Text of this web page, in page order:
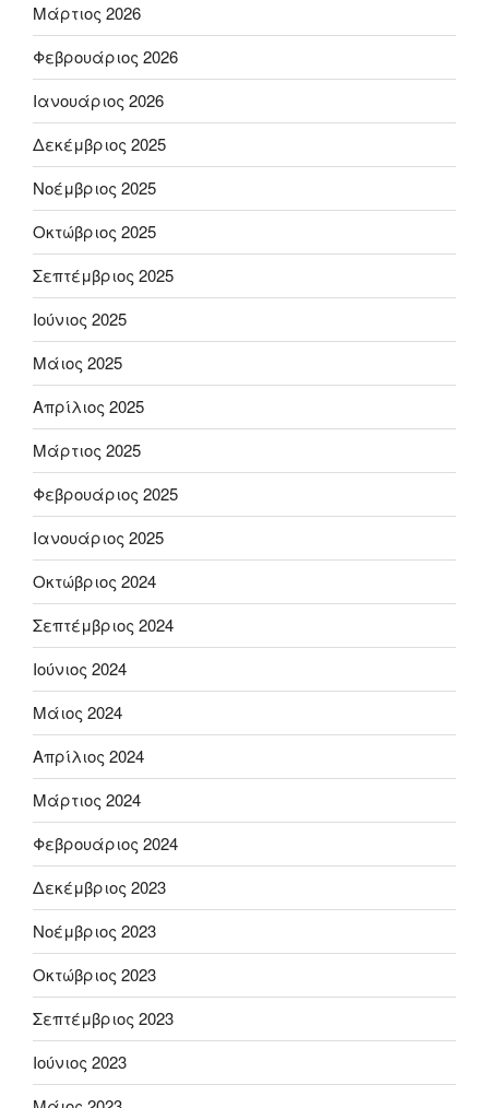
Μάρτιος 2026
Φεβρουάριος 2026
Ιανουάριος 2026
Δεκέμβριος 2025
Νοέμβριος 2025
Οκτώβριος 2025
Σεπτέμβριος 2025
Ιούνιος 2025
Μάιος 2025
Απρίλιος 2025
Μάρτιος 2025
Φεβρουάριος 2025
Ιανουάριος 2025
Οκτώβριος 2024
Σεπτέμβριος 2024
Ιούνιος 2024
Μάιος 2024
Απρίλιος 2024
Μάρτιος 2024
Φεβρουάριος 2024
Δεκέμβριος 2023
Νοέμβριος 2023
Οκτώβριος 2023
Σεπτέμβριος 2023
Ιούνιος 2023